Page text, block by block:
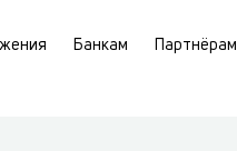
Банкам Партнёрам